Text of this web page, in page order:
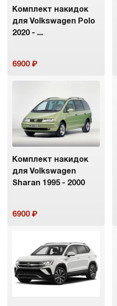
Комплект накидок
для Volkswagen Polo
2020 - ...
6900
Комплект накидок
для Volkswagen
Sharan 1995 - 2000
6900